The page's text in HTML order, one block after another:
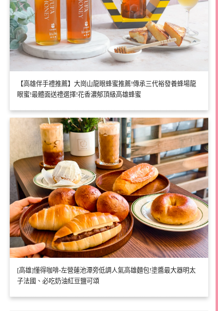
【高雄伴手禮推薦】大崗山龍眼蜂蜜推薦!傳承三代裕發養蜂場龍
眼蜜!最體面送禮選擇!花香濃郁頂級高雄蜂蜜
[高雄]懂得咖啡-左營蓮池潭旁低調人氣高雄麵包!塗醬最大器明太
子法國、必吃奶油紅豆鹽可頌